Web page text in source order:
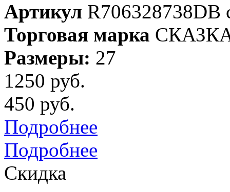
Артикул R706328738DB
Торговая марка
Размеры: 27
1250 руб.
450 руб.
Подробнее
Подробнее
Скидка